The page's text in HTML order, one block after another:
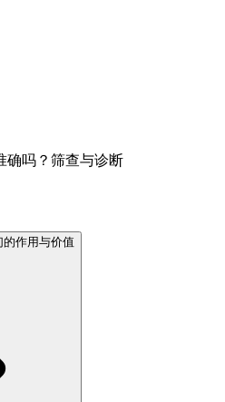
确吗？筛查与诊断
作用与价值